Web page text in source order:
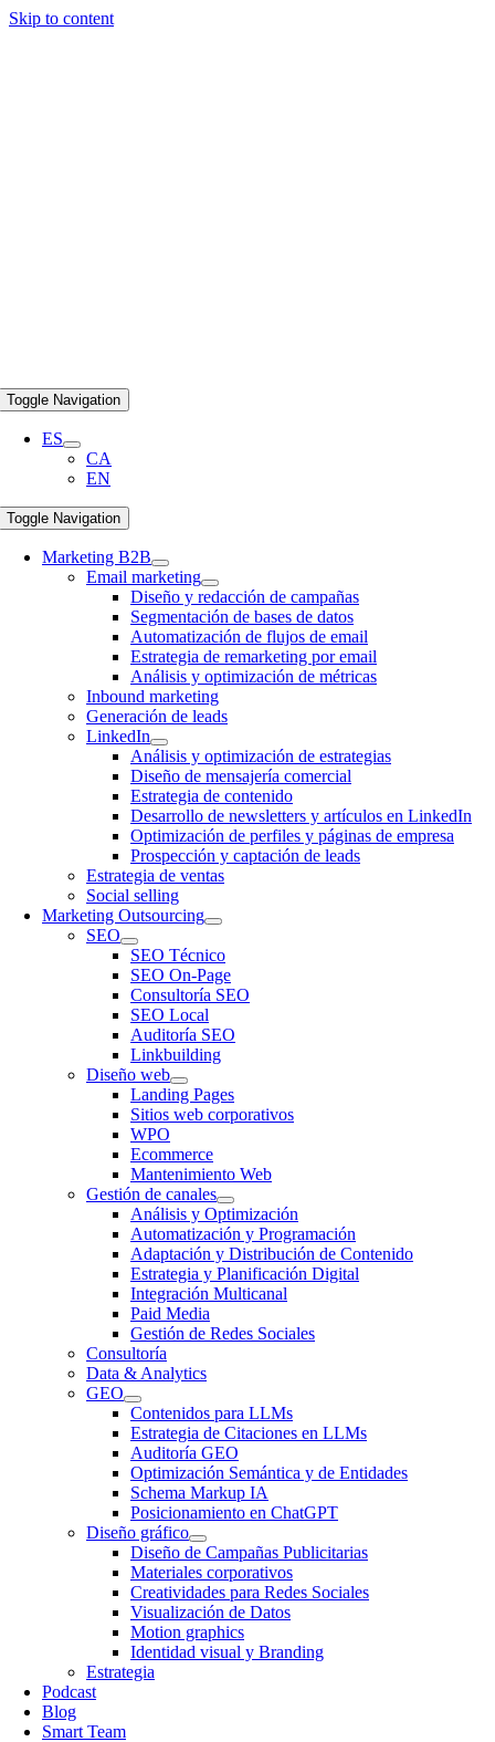
Skip to content
Toggle Navigation
ES
CA
EN
Toggle Navigation
Marketing B2B
Email marketing
Diseño y redacción de campañas
Segmentación de bases de datos
Automatización de flujos de email
Estrategia de remarketing por email
Análisis y optimización de métricas
Inbound marketing
Generación de leads
LinkedIn
Análisis y optimización de estrategias
Diseño de mensajería comercial
Estrategia de contenido
Desarrollo de newsletters y artículos en LinkedIn
Optimización de perfiles y páginas de empresa
Prospección y captación de leads
Estrategia de ventas
Social selling
Marketing Outsourcing
SEO
SEO Técnico
SEO On-Page
Consultoría SEO
SEO Local
Auditoría SEO
Linkbuilding
Diseño web
Landing Pages
Sitios web corporativos
WPO
Ecommerce
Mantenimiento Web
Gestión de canales
Análisis y Optimización
Automatización y Programación
Adaptación y Distribución de Contenido
Estrategia y Planificación Digital
Integración Multicanal
Paid Media
Gestión de Redes Sociales
Consultoría
Data & Analytics
GEO
Contenidos para LLMs
Estrategia de Citaciones en LLMs
Auditoría GEO
Optimización Semántica y de Entidades
Schema Markup IA
Posicionamiento en ChatGPT
Diseño gráfico
Diseño de Campañas Publicitarias
Materiales corporativos
Creatividades para Redes Sociales
Visualización de Datos
Motion graphics
Identidad visual y Branding
Estrategia
Podcast
Blog
Smart Team